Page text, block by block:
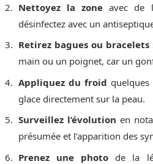
Nettoyez la zone avec de
désinfectez avec un
Retirez bagues ou bracelets
main ou un poignet, car un
Appliquez du froid
glace directement sur la peau.
Surveillez l’évolution en
présumée et l’apparition des
Prenez une photo de la